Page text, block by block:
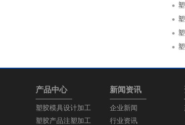
产品中心
塑胶模具设计加工
塑胶产品注塑加工
新闻资讯
企业新闻
行业资讯